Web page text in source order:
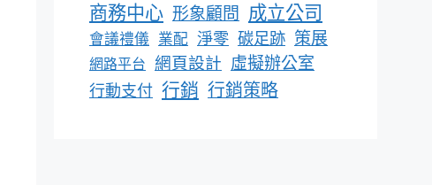
商務中心 形象顧問 成立公司
會議禮儀 業配 淨零 碳足跡 策展
網路平台 網頁設計 虛擬辦公室
行動支付 行銷 行銷策略